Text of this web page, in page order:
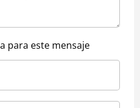
para este mensaje